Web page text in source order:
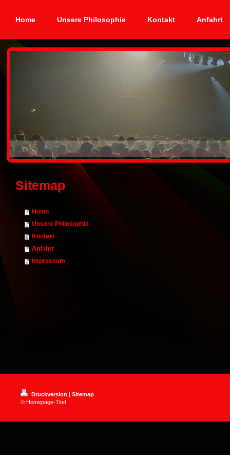
Home Unsere Philosophie Kontakt Anfahrt
Sitemap
Home
Unsere Philosophie
Kontakt
Anfahrt
Impressum
Druckversion | Sitemap
© Homepage-Titel